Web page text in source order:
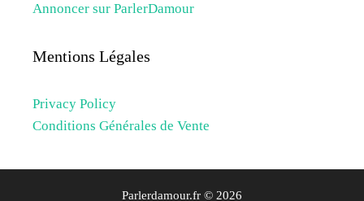
Annoncer sur ParlerDamour
Mentions Légales
Privacy Policy
Conditions Générales de Vente
Parlerdamour.fr © 2026